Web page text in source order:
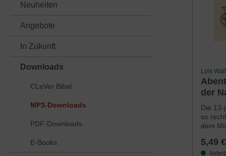
Neuheiten
Angebote
In Zukunft
Downloads
CLeVer Bibel
MP3-Downloads
PDF-Downloads
E-Books
Lois
der
Die
so
dem
leben
Und
5,49